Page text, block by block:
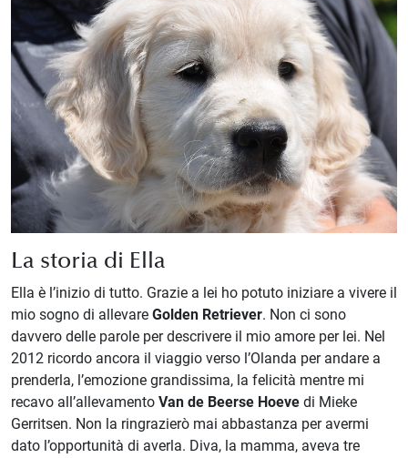
La storia di Ella
Ella è l’inizio di tutto. Grazie a lei ho potuto iniziare a vivere il
mio sogno di allevare Golden Retriever. Non ci sono
davvero delle parole per descrivere il mio amore per lei. Nel
2012 ricordo ancora il viaggio verso l’Olanda per andare a
prenderla, l’emozione grandissima, la felicità mentre mi
recavo all’allevamento Van de Beerse Hoeve di Mieke
Gerritsen. Non la ringrazierò mai abbastanza per avermi
dato l’opportunità di averla. Diva, la mamma, aveva tre